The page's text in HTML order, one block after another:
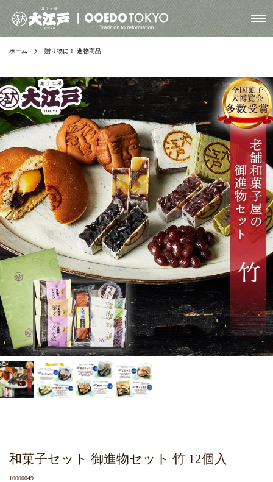
ホーム 贈り物に！ 進物商品
和菓子セット 御進物セット 竹 12個入
10000049